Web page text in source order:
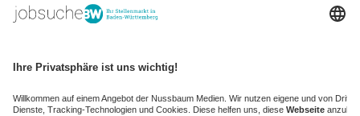
kaufinBW
NussbaumID
Nussbaum Medien